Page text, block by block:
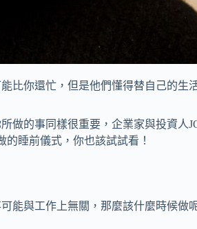
比你還忙，但是他們懂得替自己的生
做的事同樣很重要，企業家與投資人
的睡前儀式，你也該試試看！
能與工作上無關，那麼該什麼時候做